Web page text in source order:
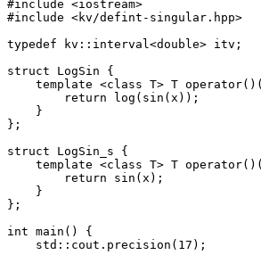
#include <iostream>
#include <kv/defint-singular.hpp>
typedef kv::interval<double> itv;
struct LogSin {
template <class T> T
        return log(sin(x));
    }
};
struct LogSin_s {
template <class T> T
        return sin(x);
    }
};
int main() {
    std::cout.precision(17);